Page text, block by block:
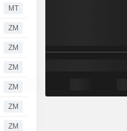
MT
ZM
ZM
ZM
ZM
ZM
ZM